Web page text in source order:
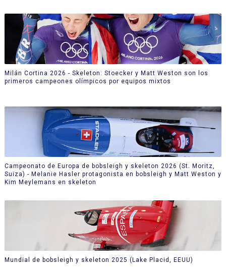
Milán Cortina 2026 - Skeleton: Stoecker y Matt Weston son los
primeros campeones olímpicos por equipos mixtos
Campeonato de Europa de bobsleigh y skeleton 2026 (St. Moritz,
Suiza) - Melanie Hasler protagonista en bobsleigh y Matt Weston y
Kim Meylemans en skeleton
Mundial de bobsleigh y skeleton 2025 (Lake Placid, EEUU)